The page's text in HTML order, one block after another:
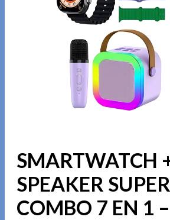
SMARTWATCH
SPEAKER SUPER
COMBO 7 EN 1